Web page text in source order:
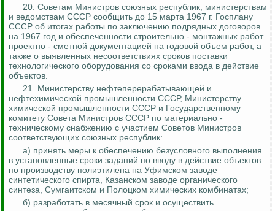
20. Советам Министров союзных республик, министерствам
и ведомствам СССР сообщить до 15 марта 1967 г. Госплану
СССР об итогах работы по заключению подрядных договоров
на 1967 год и обеспеченности строительно - монтажных работ
проектно - сметной документацией на годовой объем работ, а
также о выявленных несоответствиях сроков поставки
технологического оборудования со сроками ввода в действие
объектов.
21. Министерству нефтеперерабатывающей и
нефтехимической промышленности СССР, Министерству
химической промышленности СССР и Государственному
комитету Совета Министров СССР по материально -
техническому снабжению с участием Советов Министров
соответствующих союзных республик:
а) принять меры к обеспечению безусловного выполнения
в установленные сроки заданий по вводу в действие объектов
по производству полиэтилена на Уфимском заводе
синтетического спирта, Казанском заводе органического
синтеза, Сумгаитском и Полоцком химических комбинатах;
б) разработать в месячный срок и осуществить